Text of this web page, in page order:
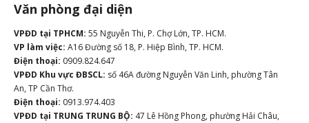
Văn phòng đại diện
VPĐD tại TPHCM: 55 Nguyễn Thi, P. Chợ Lớn, TP. HCM.
VP làm việc: A16 Đường số 18, P. Hiệp Bình, TP. HCM.
Điện thoại: 0909.824.647
VPĐD Khu vực ĐBSCL: số 46A đường Nguyễn Văn Linh, phường Tân
An, TP Cần Thơ.
Điện thoại: 0913.974.403
VPĐD tại TRUNG TRUNG BỘ: 47 Lê Hồng Phong, phường Hải Châu,